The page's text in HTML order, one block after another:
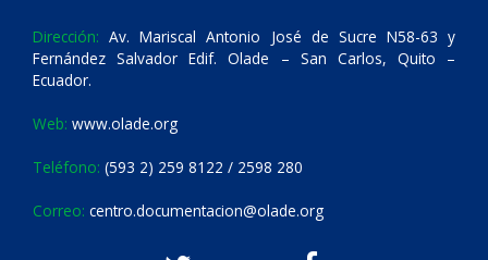
Dirección: Av. Mariscal Antonio José de Sucre N58-63 y
Fernández Salvador Edif. Olade – San Carlos, Quito –
Ecuador.
Web: www.olade.org
Teléfono: (593 2) 259 8122 / 2598 280
Correo: centro.documentacion@olade.org